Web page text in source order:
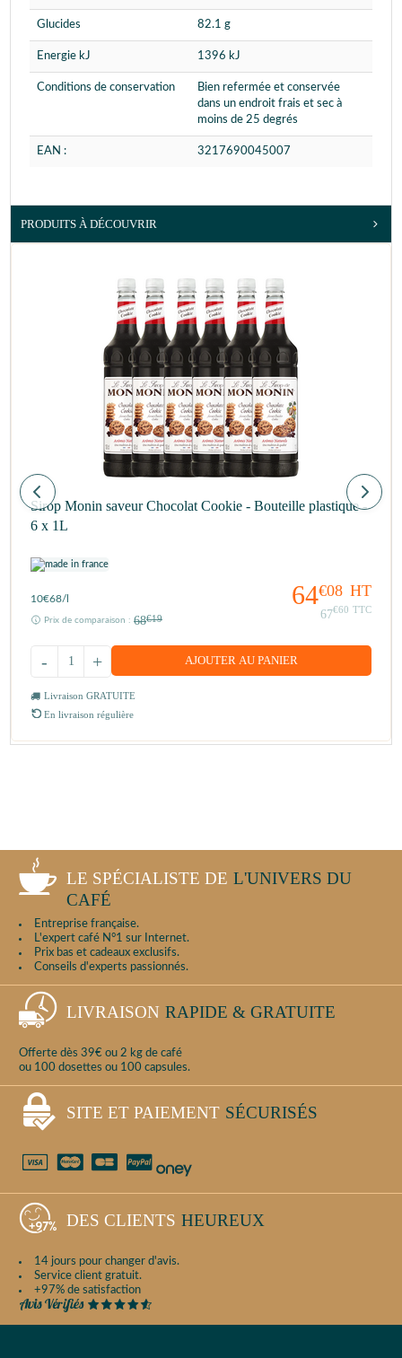
Glucides 82.1 g
Energie kJ 1396 kJ
Conditions de conservation
Bien refermée et conservée
dans un endroit frais et sec à
moins de 25 degrés
EAN : 3217690045007
PRODUITS À DÉCOUVRIR
Sirop Monin saveur Chocolat Cookie - Bouteille plastique -
6 x 1L
64€08 HT
67€60 TTC
10€68/l
Prix de comparaison : 68€19
+
- AJOUTER AU PANIER
Livraison GRATUITE
En livraison régulière
LE SPÉCIALISTE DE L'UNIVERS DU
CAFÉ
Entreprise française.
L'expert café N°1 sur Internet.
Prix bas et cadeaux exclusifs.
Conseils d'experts passionnés.
LIVRAISON RAPIDE & GRATUITE
Offerte dès 39€ ou 2 kg de café
ou 100 dosettes ou 100 capsules.
SITE ET PAIEMENT SÉCURISÉS
DES CLIENTS HEUREUX
14 jours pour changer d'avis.
Service client gratuit.
+97% de satisfaction